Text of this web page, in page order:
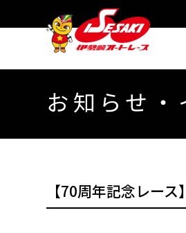
お知らせ・
【70周年記念レー